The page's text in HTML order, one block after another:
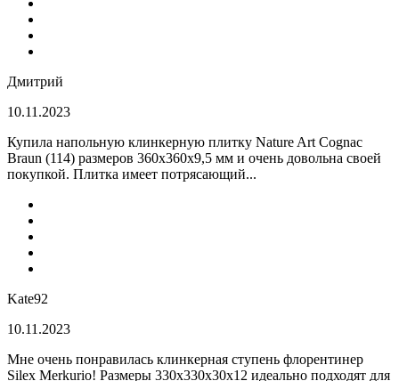
Дмитрий
10.11.2023
Купила напольную клинкерную плитку Nature Art Cognac
Braun (114) размеров 360x360x9,5 мм и очень довольна своей
покупкой. Плитка имеет потрясающий...
Kate92
10.11.2023
Мне очень понравилась клинкерная ступень флорентинер
Silex Merkurio! Размеры 330х330х30х12 идеально подходят для